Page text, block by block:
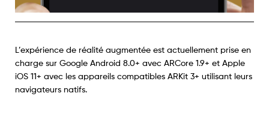
L’expérience de réalité augmentée est actuellement prise en
charge sur Google Android 8.0+ avec ARCore 1.9+ et Apple
iOS 11+ avec les appareils compatibles ARKit 3+ utilisant leurs
navigateurs natifs.